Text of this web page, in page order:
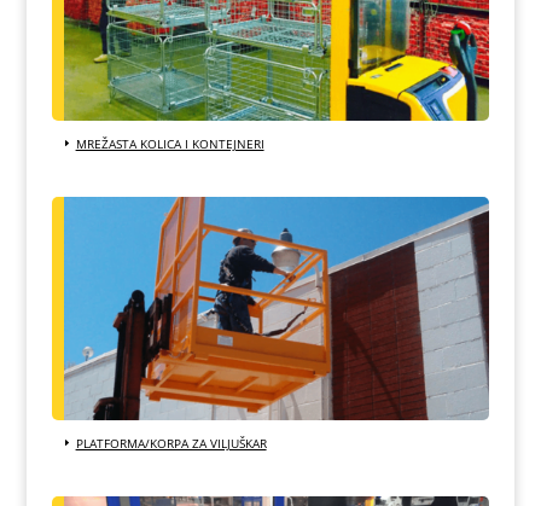
MREŽASTA KOLICA I KONTEJNERI
PLATFORMA/KORPA ZA VILJUŠKAR